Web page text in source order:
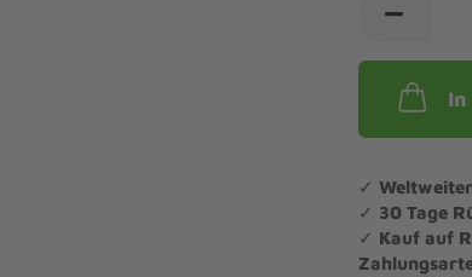
In
✓
✓ 30 Tage
✓ Kauf auf